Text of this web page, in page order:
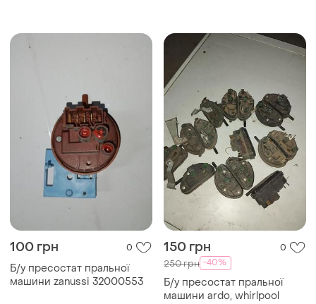
100 грн 0
Б/у пресостат пральної
машини zanussi 32000553
150 грн 0
250 грн -40%
Б/у пресостат пральної
машини ardo, whirlpool